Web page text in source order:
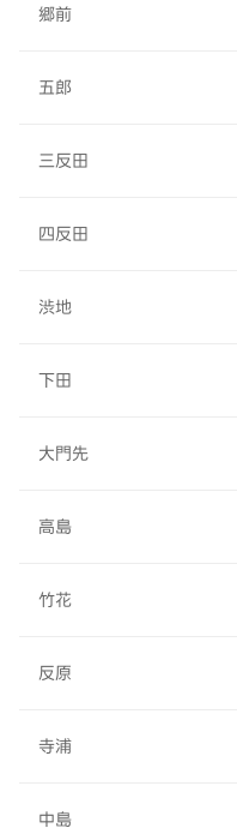
郷前
五郎
三反田
四反田
渋地
下田
大門先
高島
竹花
反原
寺浦
中島